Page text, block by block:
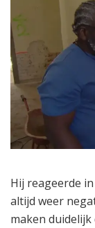
Hij reageerde
altijd weer
maken